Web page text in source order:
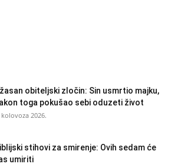
obiteljski zločin: Sin usmrtio majku,
toga pokušao sebi oduzeti život
kolovoza 2026.
stihovi za smirenje: Ovih sedam će
umiriti